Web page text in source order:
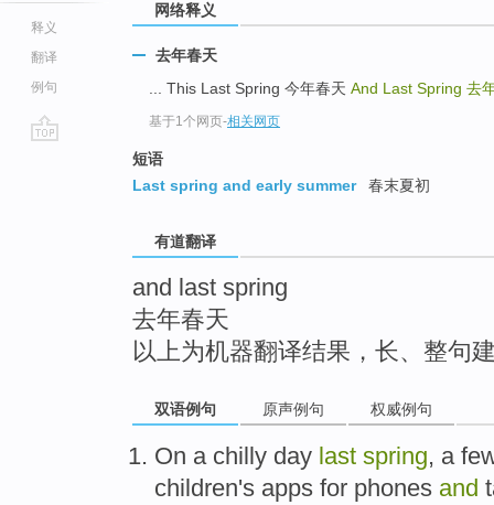
释义
翻译
例句
网络释义
去年春天
... This Last Spring 今年春天 And Last Spring 去
基于1个网页-相关网页
短语
Last spring and early summer
春末夏初
有道翻译
and last spring
去年春天
以上为机器翻译结果，长、整句
双语例句 原声例句 权威例句
On a chilly day last spring, a
children's apps for phones and